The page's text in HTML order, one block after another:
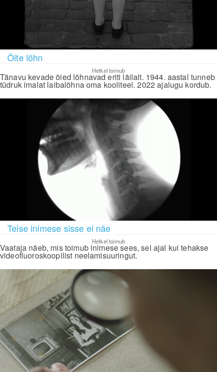
Õite lõhn
Hetkel toimub
Tänavu kevade õied lõhnavad eriti läilalt. 1944. aastal tunneb
tüdruk imalat laibalõhna oma kooliteel. 2022 ajalugu kordub.
Teise inimese sisse ei näe
Hetkel toimub
Vaataja näeb, mis toimub inimese sees, sel ajal kui tehakse
videofluoroskoopilist neelamisuuringut.